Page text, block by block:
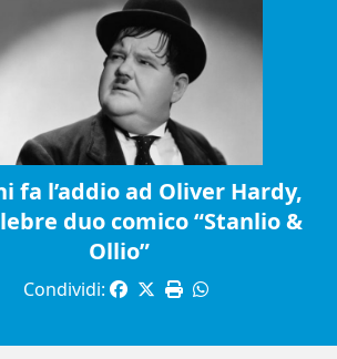
fa l’addio ad Oliver Hardy,
duo comico “Stanlio &
Ollio”
Condividi: